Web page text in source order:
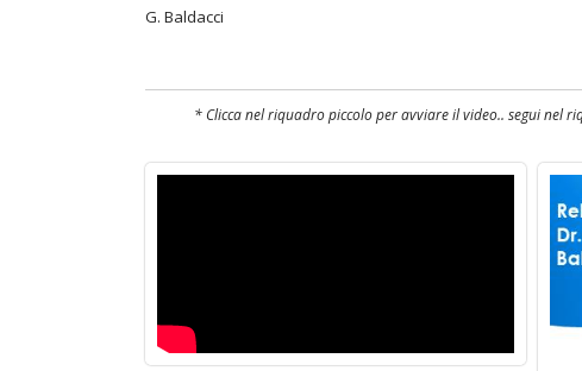
G. Baldacci
* Clicca nel riquadro piccolo per avviare il video.. segui nel